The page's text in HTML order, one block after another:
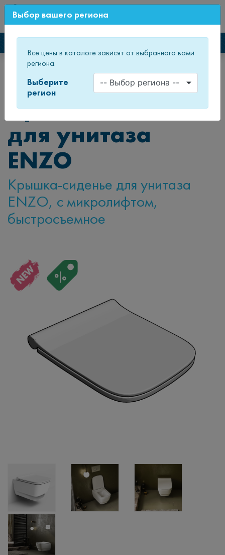
Главная Каталог товаров
Крышка-сиденье для унитаза ENZO
Выбор вашего региона
Все цены в каталоге зависят от выбранного вами
региона.
Выберите
регион
Крышка-сиденье
для унитаза
ENZO
Крышка-сиденье для унитаза
ENZO, с микролифтом,
быстросъемное